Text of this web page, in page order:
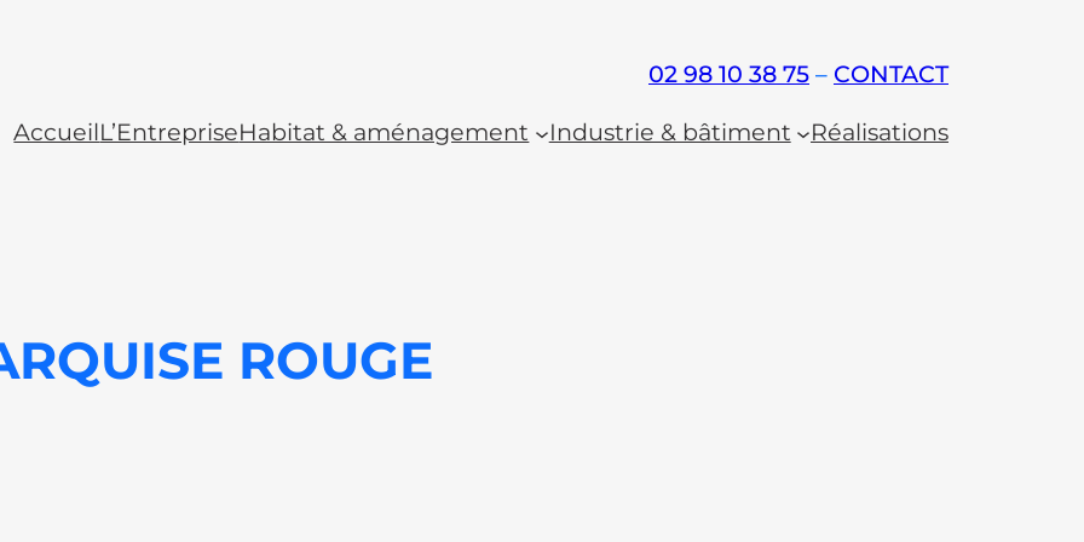
02 98 10 38 75 – CONTACT
AccueilL’EntrepriseHabitat & aménagement Industrie & bâtiment Réalisations
ROUGE